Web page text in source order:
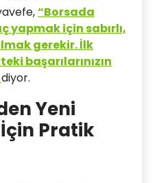
“Borsada
yapmak için sabırlı,
gerekir. İlk
başarılarınızın
diyor.
Yeni
İçin Pratik